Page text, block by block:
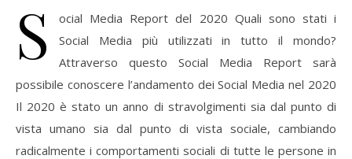
S
ocial Media Report del 2020 Quali sono stati i
Social Media più utilizzati in tutto il mondo?
Attraverso questo Social Media Report sarà
possibile conoscere l’andamento dei Social Media nel 2020
Il 2020 è stato un anno di stravolgimenti sia dal punto di
vista umano sia dal punto di vista sociale, cambiando
radicalmente i comportamenti sociali di tutte le persone in